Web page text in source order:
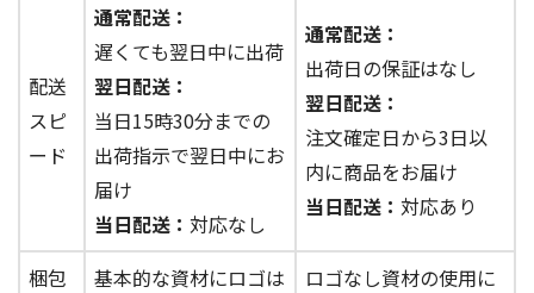
配送
スピ
ード
通常配送：
遅くても翌日中に出荷
翌日配送：
当日15時30分までの
出荷指示で翌日中にお
届け
当日配送： 対応なし
通常配送：
出荷日の保証はなし
翌日配送：
注文確定日から3日以
内に商品をお届け
当日配送： 対応あり
梱包
基本的な資材にロゴは
ロゴなし資材の使用に